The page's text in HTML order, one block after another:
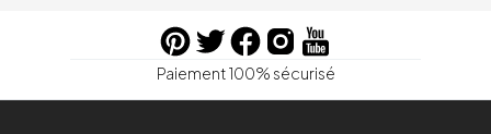
Paiement 100% sécurisé